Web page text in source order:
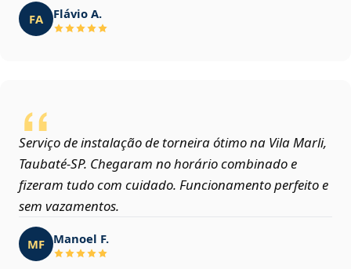
FA Flávio A.
Serviço de instalação de torneira ótimo na Vila Marli,
Taubaté‑SP. Chegaram no horário combinado e
fizeram tudo com cuidado. Funcionamento perfeito e
sem vazamentos.
MF Manoel F.